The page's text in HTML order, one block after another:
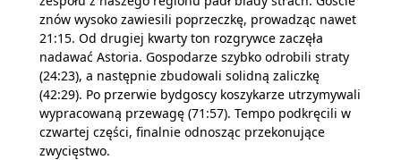
znów wysoko zawiesili poprzeczkę, prowadząc nawet
21:15. Od drugiej kwarty ton rozgrywce zaczęła
nadawać Astoria. Gospodarze szybko odrobili straty
(24:23), a następnie zbudowali solidną zaliczkę
(42:29). Po przerwie bydgoscy koszykarze utrzymywali
wypracowaną przewagę (71:57). Tempo podkręcili w
czwartej części, finalnie odnosząc przekonujące
zwycięstwo.